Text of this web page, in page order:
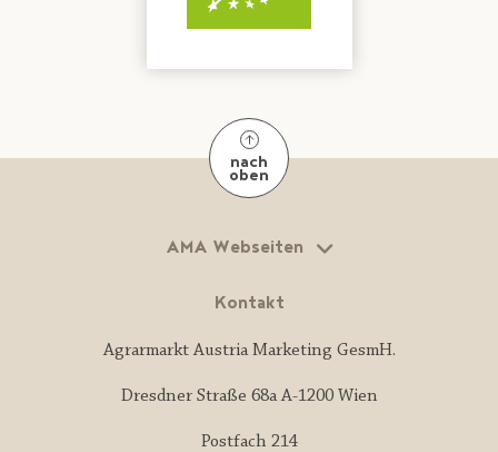
nach
oben
AMA Webseiten
Kontakt
Agrarmarkt Austria Marketing GesmH.
Dresdner Straße 68a A-1200 Wien
Postfach 214